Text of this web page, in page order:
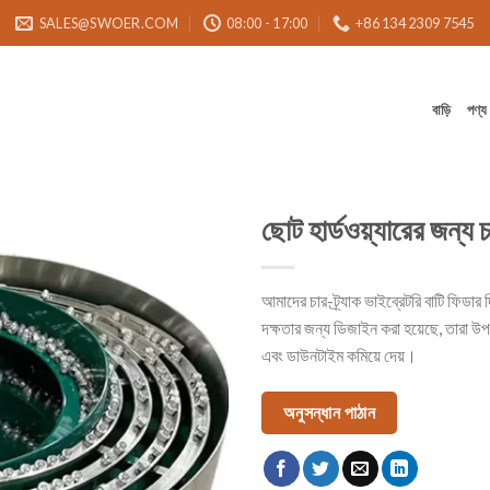
SALES@SWOER.COM 08:00 - 17:00 +86 134 2309 7545
বাড়ি পণ্য
ছোট হার্ডওয়্যারের জন্য
আমাদের চার-ট্র্যাক ভাইব্রেটরি বাটি
দক্ষতার জন্য ডিজাইন করা হয়েছে, তারা
এবং ডাউনটাইম কমিয়ে দেয়।
অনুসন্ধান পাঠান